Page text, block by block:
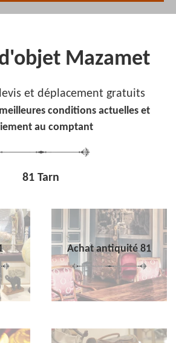
Mazamet
et déplacement gratuits
conditions actuelles et
au comptant
81 Tarn
Achat antiquité 81